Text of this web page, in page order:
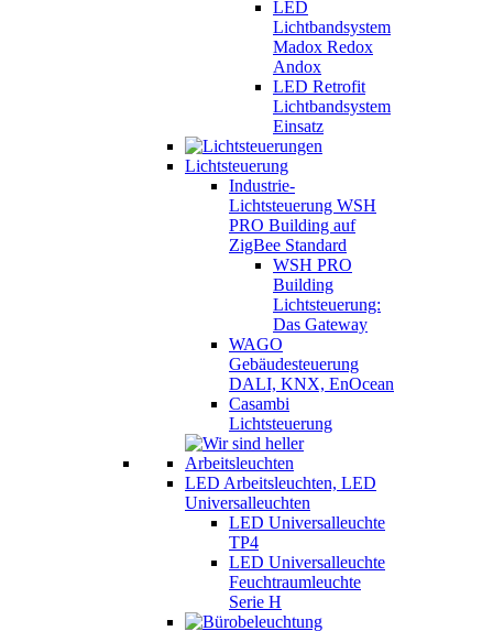
LED
Lichtbandsystem
Madox Redox
Andox
LED Retrofit
Lichtbandsystem
Einsatz
Lichtsteuerung
Industrie-
Lichtsteuerung WSH
PRO Building auf
ZigBee Standard
WSH PRO
Building
Lichtsteuerung:
Das Gateway
WAGO
Gebäudesteuerung
DALI, KNX, EnOcean
Casambi
Lichtsteuerung
LED Arbeitsleuchten, LED
Universalleuchten
LED Universalleuchte
TP4
LED Universalleuchte
Feuchtraumleuchte
Serie H